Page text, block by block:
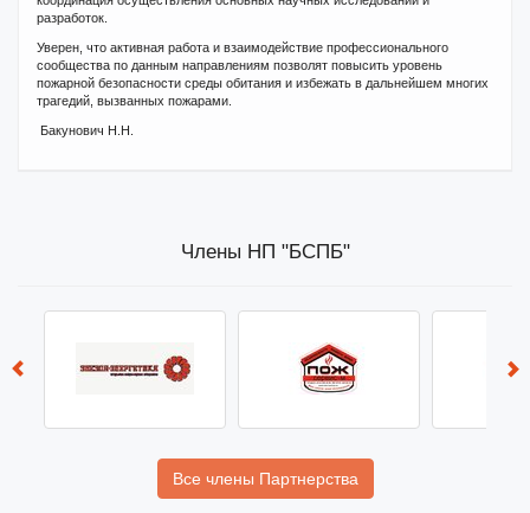
разработок.
Уверен, что активная работа и взаимодействие профессионального
сообщества по данным направлениям позволят повысить уровень
пожарной безопасности среды обитания и избежать в дальнейшем многих
трагедий, вызванных пожарами.
Бакунович Н.Н.
Члены НП "БСПБ"
Все члены Партнерства